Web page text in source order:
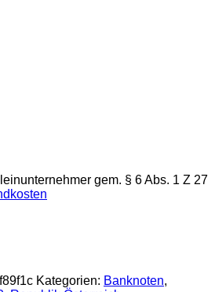
gem. § 6 Abs. 1 Z 27
Kategorien: Banknoten,